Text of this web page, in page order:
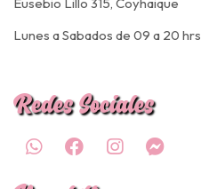
Lunes a Sabados de 09 a 20 hrs
Redes Sociales